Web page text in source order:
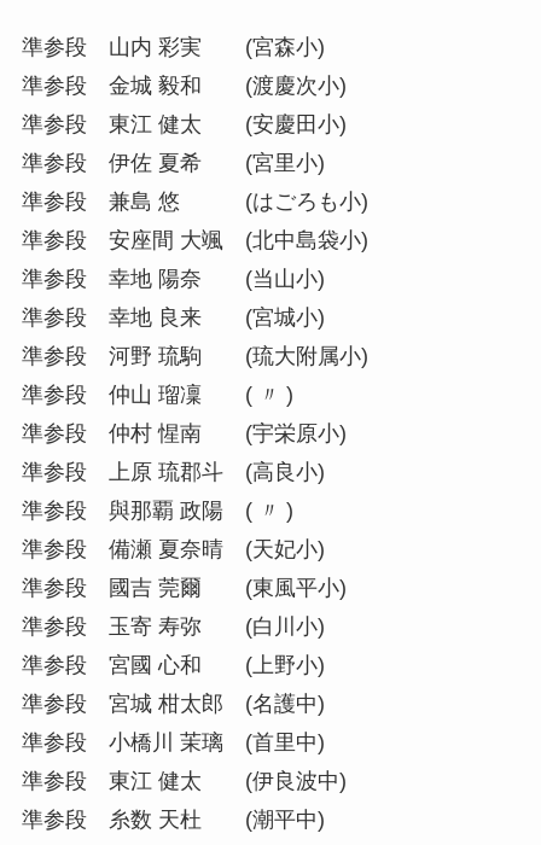
準参段 山内 彩実 (宮森小)
準参段 金城 毅和 (渡慶次小)
準参段 東江 健太 (安慶田小)
準参段 伊佐 夏希 (宮里小)
準参段 兼島 悠 (はごろも小)
準参段 安座間 大颯 (北中島袋小)
準参段 幸地 陽奈 (当山小)
準参段 幸地 良来 (宮城小)
準参段 河野 琉駒 (琉大附属小)
準参段 仲山 瑠凜 ( 〃 )
準参段 仲村 惺南 (宇栄原小)
準参段 上原 琉郡斗 (高良小)
準参段 與那覇 政陽 ( 〃 )
準参段 備瀬 夏奈晴 (天妃小)
準参段 國吉 莞爾 (東風平小)
準参段 玉寄 寿弥 (白川小)
準参段 宮國 心和 (上野小)
準参段 宮城 柑太郎 (名護中)
準参段 小橋川 茉璃 (首里中)
準参段 東江 健太 (伊良波中)
準参段 糸数 天杜 (潮平中)